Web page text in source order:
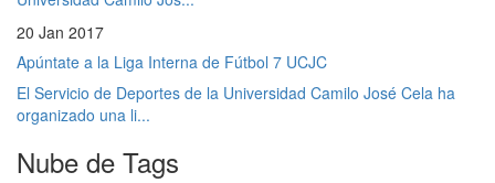
20 Jan 2017
Apúntate a la Liga Interna de Fútbol 7 UCJC
El Servicio de Deportes de la Universidad Camilo José Cela ha
organizado una li...
Nube de Tags